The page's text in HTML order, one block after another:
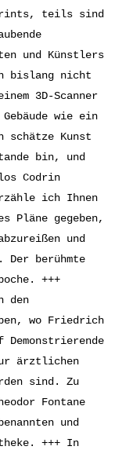
teils sind
und Künstlers
bislang nicht
3D-Scanner
wie ein
Kunst
bin, und
Codrin
ich Ihnen
Pläne gegeben,
und
Der berühmte
+++
den
wo Friedrich
ärztlichen
sind. Zu
Fontane
und
+++ In